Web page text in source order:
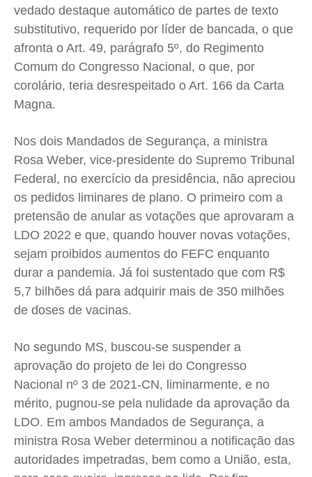
vedado destaque automático de partes de texto
substitutivo, requerido por líder de bancada, o que
afronta o Art. 49, parágrafo 5º, do Regimento
Comum do Congresso Nacional, o que, por
corolário, teria desrespeitado o Art. 166 da Carta
Magna.
Nos dois Mandados de Segurança, a ministra
Rosa Weber, vice-presidente do Supremo Tribunal
Federal, no exercício da presidência, não apreciou
os pedidos liminares de plano. O primeiro com a
pretensão de anular as votações que aprovaram a
LDO 2022 e que, quando houver novas votações,
sejam proibidos aumentos do FEFC enquanto
durar a pandemia. Já foi sustentado que com R$
5,7 bilhões dá para adquirir mais de 350 milhões
de doses de vacinas.
No segundo MS, buscou-se suspender a
aprovação do projeto de lei do Congresso
Nacional nº 3 de 2021-CN, liminarmente, e no
mérito, pugnou-se pela nulidade da aprovação da
LDO. Em ambos Mandados de Segurança, a
ministra Rosa Weber determinou a notificação das
autoridades impetradas, bem como a União, esta,